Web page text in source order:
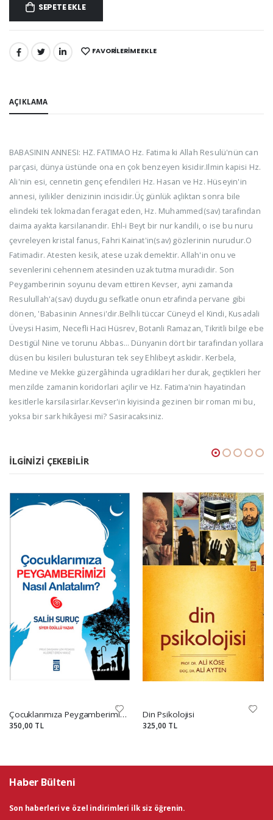
SEPETE EKLE
PAYLAŞ: FAVORILERIME EKLE
AÇIKLAMA
BABASININ ANNESI: HZ. FATIMAO Hz. Fatima ki Allah Resulü'nün can
parçasi, dünya üstünde ona en çok benzeyen kisidir.Ilmin kapisi Hz.
Ali'nin esi, cennetin genç efendileri Hz. Hasan ve Hz. Hüseyin'in
annesi, iyilikler denizinin incisidir.Üç günlük açliktan sonra bile
elindeki tek lokmadan feragat eden, Hz. Muhammed(sav) tarafindan
daima ayakta karsilanandir. Ehl-i Beyt bir nur kandili, o ise bu nuru
çevreleyen kristal fanus, Fahri Kainat'in(sav) gözlerinin nurudur.O
Fatimadir. Atesten kesik, atese uzak demektir. Allah'in onu ve
sevenlerini cehennem atesinden uzak tutma muradidir. Son
Peygamberinin soyunu devam ettiren Kevser, ayni zamanda
Resulullah'a(sav) duydugu sefkatle onun etrafinda pervane gibi
dönen, 'Babasinin Annesi'dir.Belhli tüccar Cüneyd el Kindi, Kusadali
Üveysi Hasim, Necefli Haci Hüsrev, Botanli Ramazan, Tikritli bilge ebe
Destigül Nine ve torunu Abbas… Dünyanin dört bir tarafindan yollara
düsen bu kisileri bulusturan tek sey Ehlibeyt askidir. Kerbela,
Medine ve Mekke güzergâhinda ugradiklari her durak, geçtikleri her
menzilde zamanin koridorlari açilir ve Hz. Fatima'nin hayatindan
kesitlerle karsilasirlar.Kevser'in kiyisinda gezinen bir roman mi bu,
yoksa bir sark hikâyesi mi? Sasiracaksiniz.
İLGINIZI ÇEKEBILIR
Çocuklarımıza Peygamberimizi Nasıl Anlatalım?
350,00 TL
Din Psikolojisi
325,00 TL
Haber Bülteni
Son haberleri ve özel indirimleri ilk siz öğrenin.